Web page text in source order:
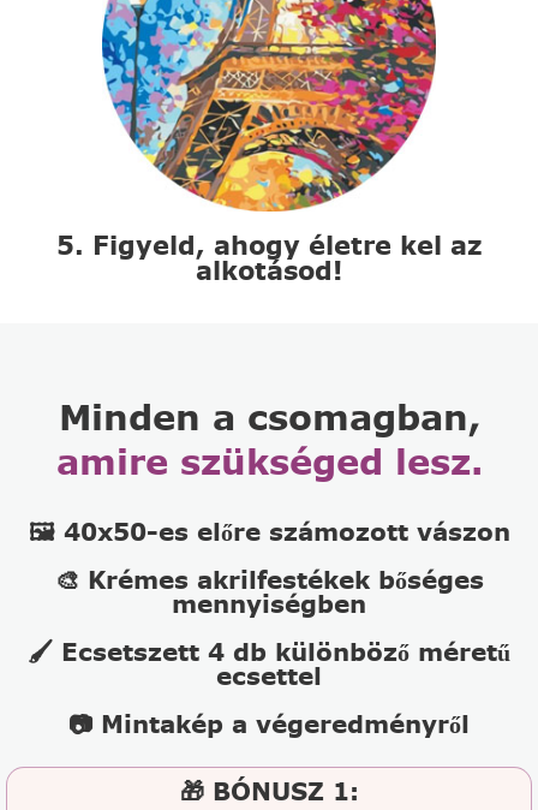
5. Figyeld, ahogy életre kel az
alkotásod!
Minden a csomagban,
amire szükséged lesz.
🖼️ 40x50-es előre számozott vászon
🎨 Krémes akrilfestékek bőséges
mennyiségben
🖌️ Ecsetszett 4 db különböző méretű
ecsettel
📷 Mintakép a végeredményről
🎁 BÓNUSZ 1: